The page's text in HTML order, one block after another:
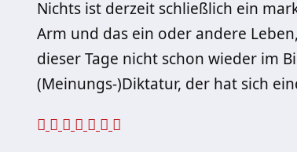
Nichts ist derzeit schließlich ein
Arm und das ein oder andere
dieser Tage nicht schon wieder im
(Meinungs-)Diktatur, der hat sich